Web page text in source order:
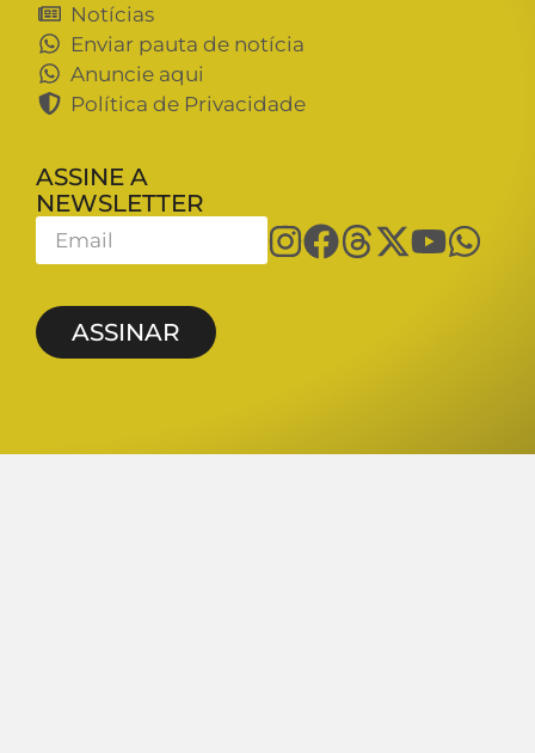
Notícias
Enviar pauta de notícia
Anuncie aqui
Política de Privacidade
ASSINE A
NEWSLETTER
ASSINAR